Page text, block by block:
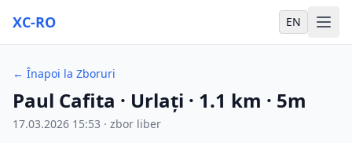
XC-RO EN
← Înapoi la Zboruri
Paul Cafita · Urlați · 1.1 km · 5m
17.03.2026 15:53 · zbor liber